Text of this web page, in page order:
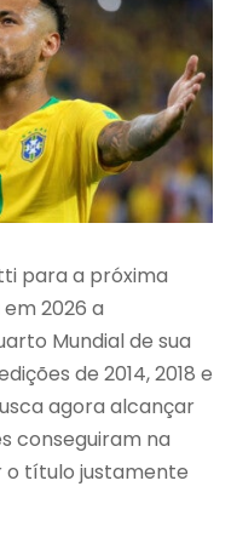
para a próxima
2026 a
Mundial de sua
de 2014, 2018 e
agora alcançar
conseguiram na
o título justamente